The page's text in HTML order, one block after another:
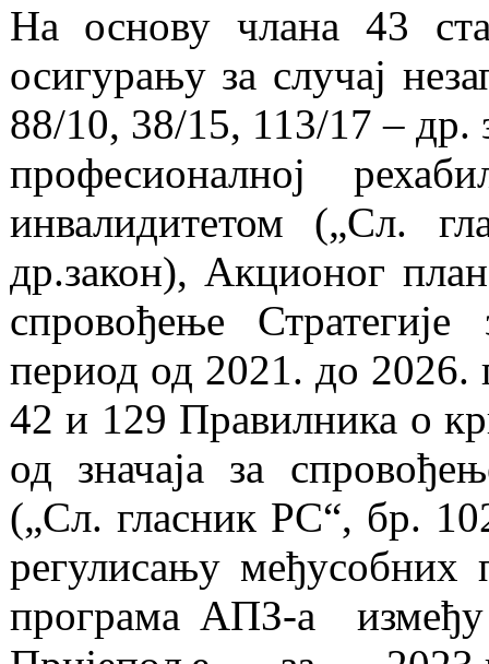
На основу члана 43
осигурању за случај
88/10, 38/15, 113/17 – др.
професионалној
инвалидитетом („Сл.
др.закон), Акционог
спровођење
период од 2021. до 2026.
42 и 129 Правилника о
од значаја за
(„Сл. гласник РС“, бр.
регулисању међусобних
програма АПЗ-а